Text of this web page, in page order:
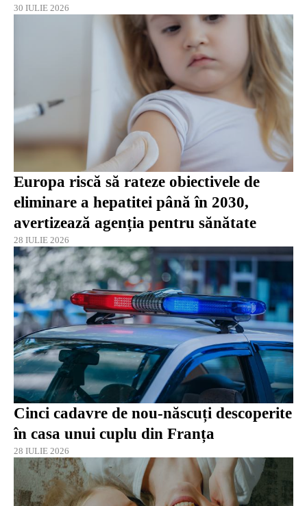
30 IULIE 2026
Europa riscă să rateze obiectivele de
eliminare a hepatitei până în 2030,
avertizează agenția pentru sănătate
28 IULIE 2026
Cinci cadavre de nou-născuți descoperite
în casa unui cuplu din Franța
28 IULIE 2026